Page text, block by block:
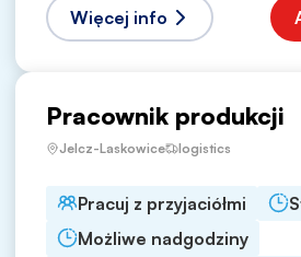
Więcej info
Pracownik produkcji
Jelcz-Laskowice logistics
Pracuj z przyjaciółmi
Możliwe nadgodziny